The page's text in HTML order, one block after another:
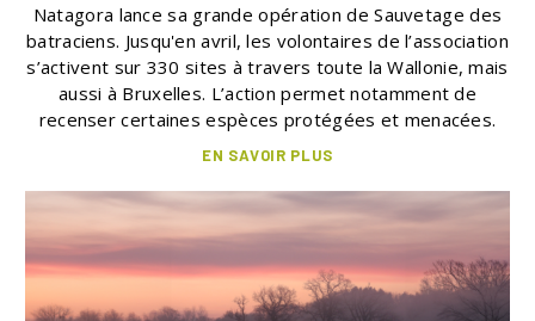
Natagora lance sa grande opération de Sauvetage des
batraciens. Jusqu'en avril, les volontaires de l’association
s’activent sur 330 sites à travers toute la Wallonie, mais
aussi à Bruxelles. L’action permet notamment de
recenser certaines espèces protégées et menacées.
EN SAVOIR PLUS